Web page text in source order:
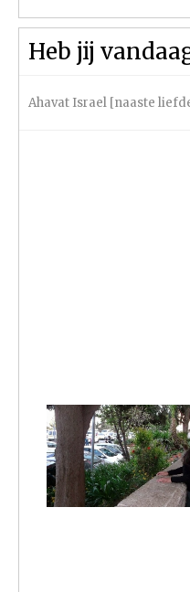
Heb jij
Ahavat Israel [naaste